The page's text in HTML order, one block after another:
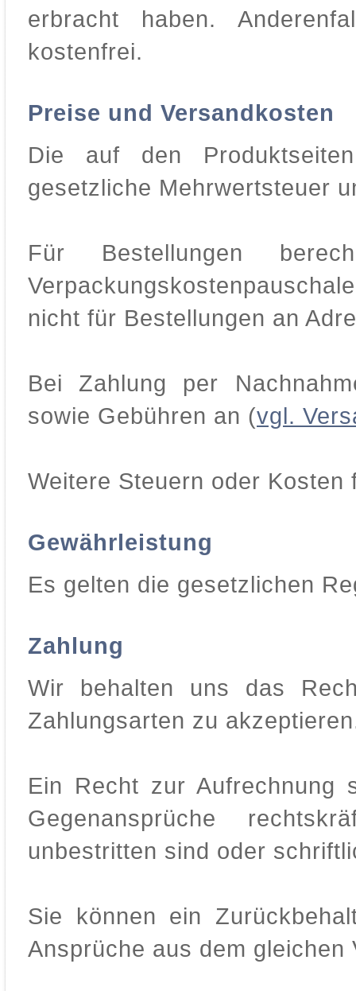
erbracht haben.
kostenfrei.
Preise und Versandkosten
Die auf den
gesetzliche Mehrwertsteuer
Für Bestellungen
nicht für Bestellungen an
Bei Zahlung per
sowie Gebühren an (vgl.
Weitere Steuern oder Kosten
Gewährleistung
Es gelten die gesetzlichen
Zahlung
Wir behalten uns das
Zahlungsarten zu
Ein Recht zur
Gegenansprüche
unbestritten sind oder
Sie können ein
Ansprüche aus dem